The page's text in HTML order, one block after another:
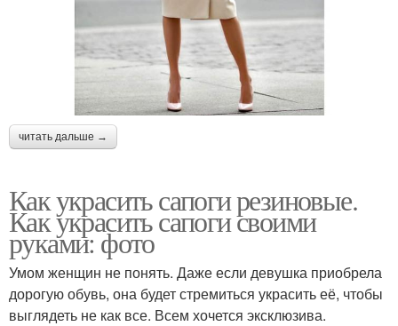
читать дальше →
Как украсить сапоги резиновые.
Как украсить сапоги своими
руками: фото
Умом женщин не понять. Даже если девушка приобрела
дорогую обувь, она будет стремиться украсить её, чтобы
выглядеть не как все. Всем хочется эксклюзива.